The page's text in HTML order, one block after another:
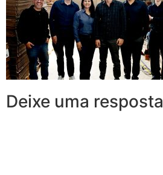
Deixe uma resposta